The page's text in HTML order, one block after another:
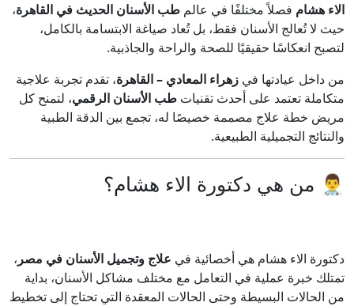
الاء هشام فصلاً مختلفًا في عالم طب الأسنان الحديث في القاهرة،
حيث لا تُعالج الأسنان فقط، بل تُعاد صياغة الابتسامة بالكامل،
لتصبح انعكاسًا حقيقيًا للصحة والراحة والجاذبية.
من داخل عيادتها في زهراء المعادي – القاهرة، تقدم تجربة علاجية
متكاملة تعتمد على أحدث تقنيات طب الأسنان الرقمي، لتمنح كل
مريض خطة علاج مصممة خصيصًا له، تجمع بين الدقة الطبية
والنتائج التجميلية الطبيعية.
👨‍⚕️ من هي دكتورة الاء هشام؟
دكتورة الاء هشام هي أخصائية في علاج وتجميل الأسنان في مصر ،
تمتلك خبرة عملية في التعامل مع مختلف مشاكل الأسنان، بداية
من الحالات البسيطة وحتى الحالات المعقدة التي تحتاج إلى تخطيط